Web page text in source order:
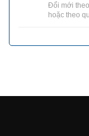
Đổi mới
hoặc theo